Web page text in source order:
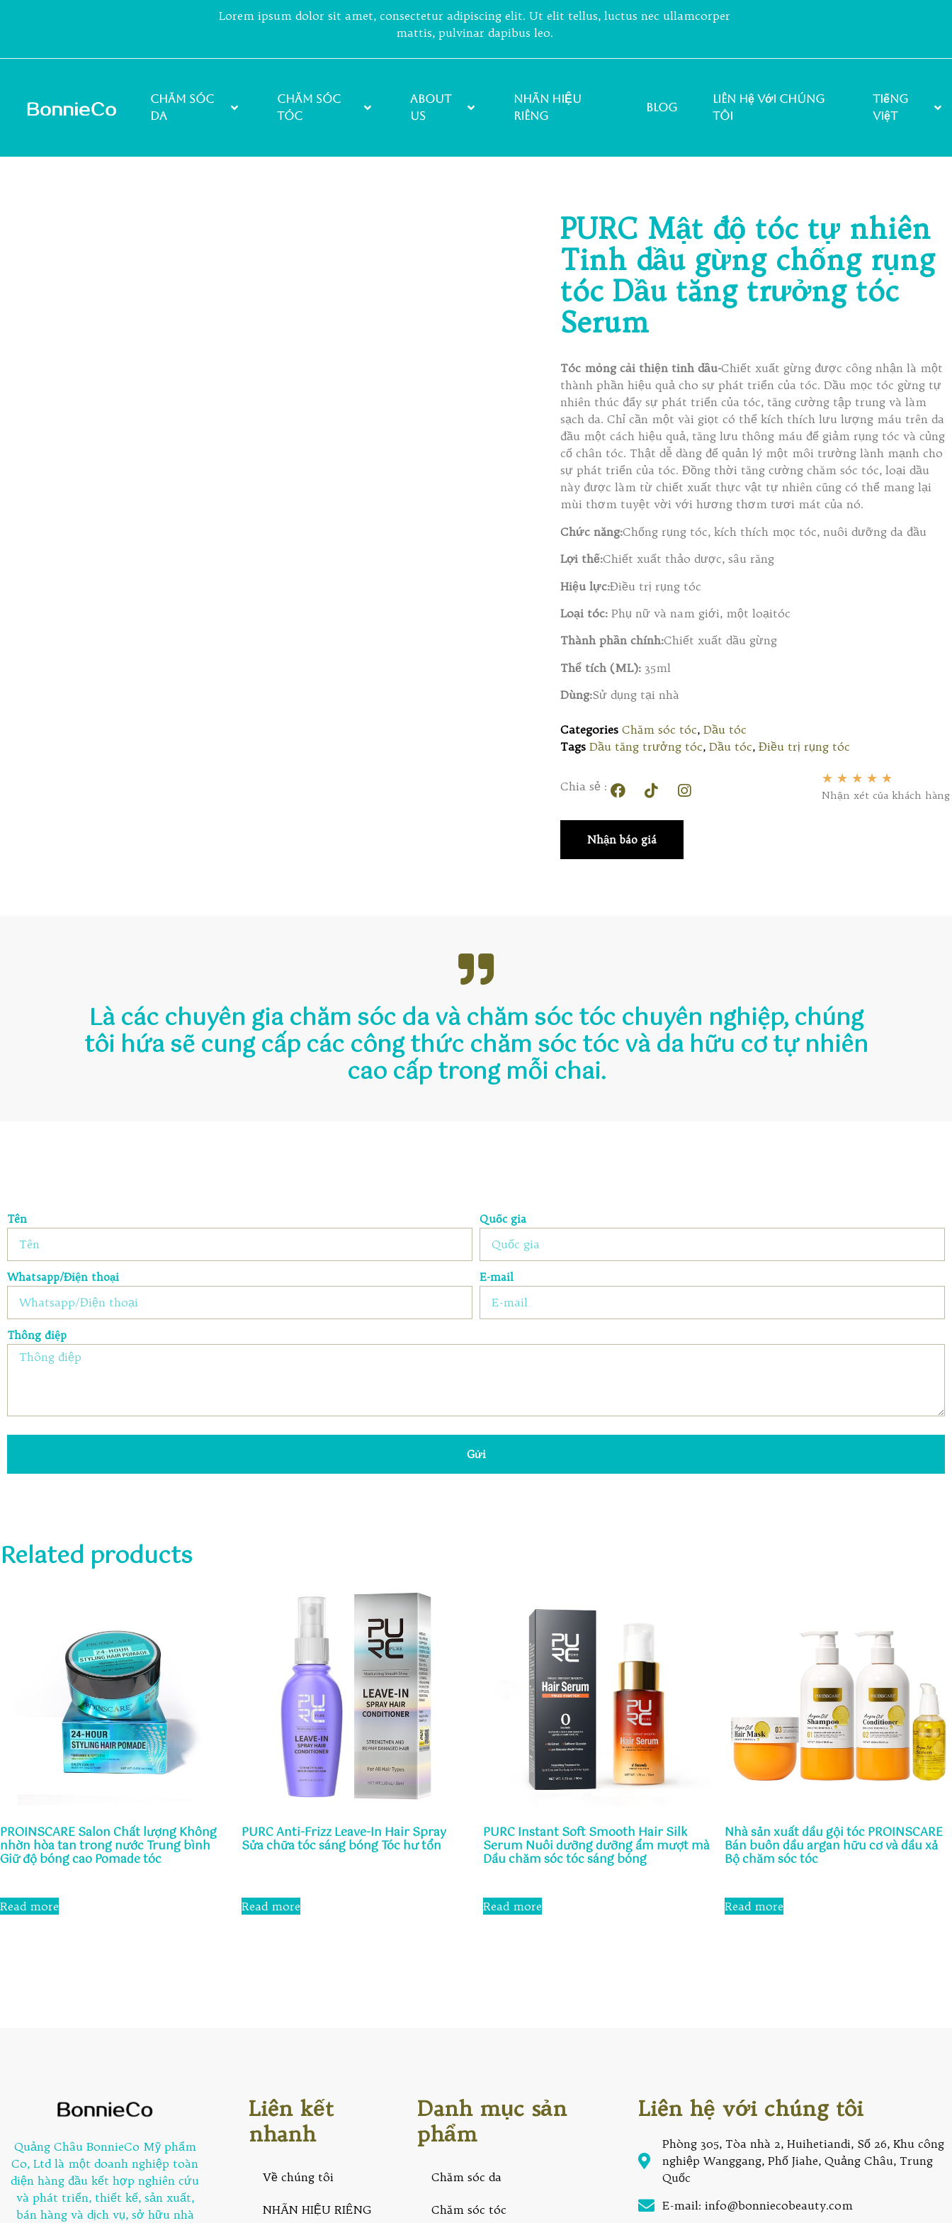
Lorem ipsum dolor sit amet, consectetur adipiscing elit. Ut elit tellus, luctus nec ullamcorper
mattis, pulvinar dapibus leo.
Chăm sóc
da
Chăm sóc
tóc
About
Us
NHÃN HIỆU
RIÊNG
Blog
Liên hệ với chúng
tôi
Tiếng
Việt
PURC Mật độ tóc tự nhiên
Tinh dầu gừng chống rụng
tóc Dầu tăng trưởng tóc
Serum
Tóc mỏng cải thiện tinh dầu-Chiết xuất gừng được công nhận là một
thành phần hiệu quả cho sự phát triển của tóc. Dầu mọc tóc gừng tự
nhiên thúc đẩy sự phát triển của tóc, tăng cường tập trung và làm
sạch da. Chỉ cần một vài giọt có thể kích thích lưu lượng máu trên da
đầu một cách hiệu quả, tăng lưu thông máu để giảm rụng tóc và củng
cố chân tóc. Thật dễ dàng để quản lý một môi trường lành mạnh cho
sự phát triển của tóc. Đồng thời tăng cường chăm sóc tóc, loại dầu
này được làm từ chiết xuất thực vật tự nhiên cũng có thể mang lại
mùi thơm tuyệt vời với hương thơm tươi mát của nó.
Chức năng:Chống rụng tóc, kích thích mọc tóc, nuôi dưỡng da đầu
Lợi thế:Chiết xuất thảo dược, sâu răng
Hiệu lực:Điều trị rụng tóc
Loại tóc: Phụ nữ và nam giới, một loạitóc
Thành phần chính:Chiết xuất dầu gừng
Thể tích (ML):35ml
Dùng:Sử dụng tại nhà
Categories Chăm sóc tóc, Dầu tóc
Tags Dầu tăng trưởng tóc, Dầu tóc, Điều trị rụng tóc
Chia sẻ :
★ ★ ★ ★ ★
Nhận xét của khách hàng
Nhận báo giá
Là các chuyên gia chăm sóc da và chăm sóc tóc chuyên nghiệp, chúng
tôi hứa sẽ cung cấp các công thức chăm sóc tóc và da hữu cơ tự nhiên
cao cấp trong mỗi chai.
Tên Quốc gia
Whatsapp/Điện thoại E-mail
Thông điệp
Gửi
Related products
PROINSCARE Salon Chất lượng Không
nhờn hòa tan trong nước Trung bình
Giữ độ bóng cao Pomade tóc
0
out
Read more
PURC Anti-Frizz Leave-In Hair Spray
Sửa chữa tóc sáng bóng Tóc hư tổn
out
of
5
Read more
PURC Instant Soft Smooth Hair Silk
Serum Nuôi dưỡng dưỡng ẩm mượt mà
Dầu chăm sóc tóc sáng bóng
0
out
Read more
Nhà sản xuất dầu gội tóc PROINSCARE
Bán buôn dầu argan hữu cơ và dầu xả
Bộ chăm sóc tóc
0
out
Read more
Quảng Châu BonnieCo Mỹ phẩm
Co, Ltd là một doanh nghiệp toàn
diện hàng đầu kết hợp nghiên cứu
và phát triển, thiết kế, sản xuất,
bán hàng và dịch vụ, sở hữu nhà
Liên kết
nhanh
Về chúng tôi
NHÃN HIỆU RIÊNG
Danh mục sản
phẩm
Chăm sóc da
Chăm sóc tóc
Liên hệ với chúng tôi
Phòng 305, Tòa nhà 2, Huihetiandi, Số 26, Khu công
nghiệp Wanggang, Phố Jiahe, Quảng Châu, Trung
Quốc
E-mail: info@bonniecobeauty.com